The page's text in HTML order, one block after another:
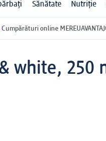
Sănătate Nutriție
Cumpărături online
white, 250